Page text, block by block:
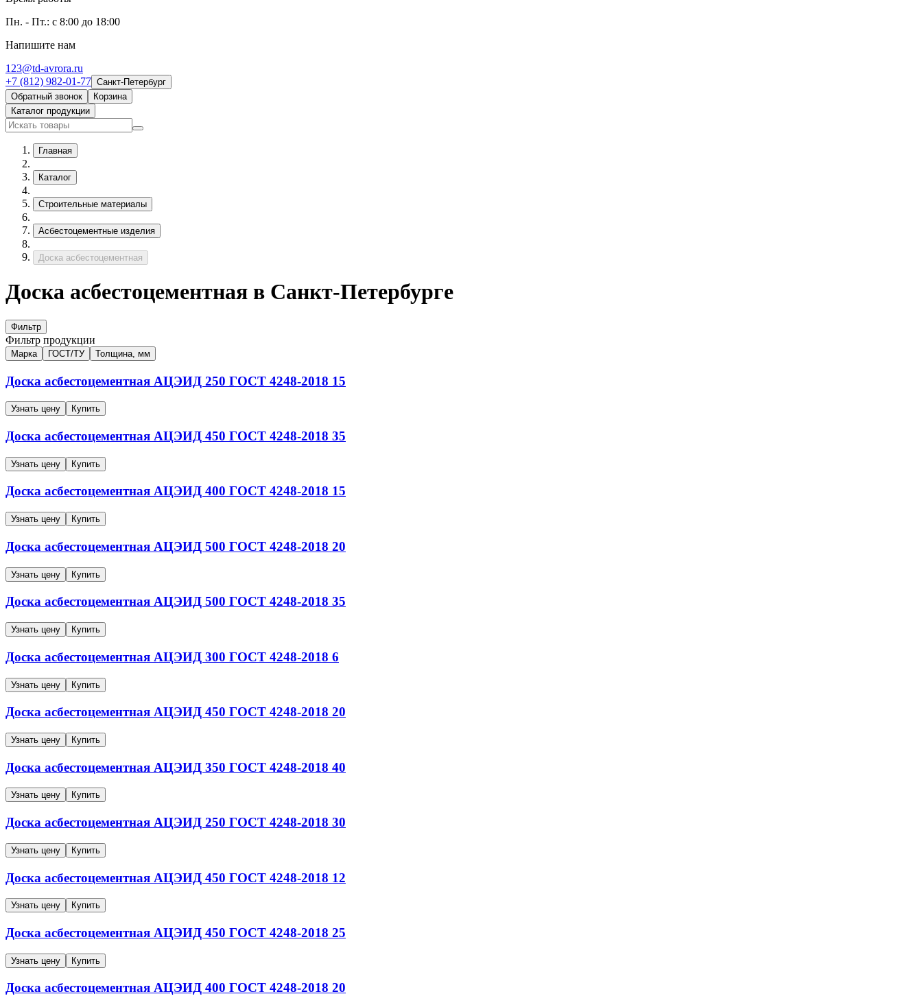
Пн. - Пт.: с 8:00 до 18:00
Напишите нам
123@td-avrora.ru
+7 (812) 982-01-77 Санкт-Петербург
Обратный звонок
Корзина
Каталог продукции
Главная
Каталог
Строительные материалы
Асбестоцементные изделия
Доска асбестоцементная
Доска асбестоцементная в Санкт-Петербурге
Фильтр
Фильтр продукции
Марка ГОСТ/ТУ Толщина, мм
Доска асбестоцементная АЦЭИД 250 ГОСТ 4248-2018 15
Узнать цену Купить
Доска асбестоцементная АЦЭИД 450 ГОСТ 4248-2018 35
Узнать цену Купить
Доска асбестоцементная АЦЭИД 400 ГОСТ 4248-2018 15
Узнать цену Купить
Доска асбестоцементная АЦЭИД 500 ГОСТ 4248-2018 20
Узнать цену Купить
Доска асбестоцементная АЦЭИД 500 ГОСТ 4248-2018 35
Узнать цену Купить
Доска асбестоцементная АЦЭИД 300 ГОСТ 4248-2018 6
Узнать цену Купить
Доска асбестоцементная АЦЭИД 450 ГОСТ 4248-2018 20
Узнать цену Купить
Доска асбестоцементная АЦЭИД 350 ГОСТ 4248-2018 40
Узнать цену Купить
Доска асбестоцементная АЦЭИД 250 ГОСТ 4248-2018 30
Узнать цену Купить
Доска асбестоцементная АЦЭИД 450 ГОСТ 4248-2018 12
Узнать цену Купить
Доска асбестоцементная АЦЭИД 450 ГОСТ 4248-2018 25
Узнать цену Купить
Доска асбестоцементная АЦЭИД 400 ГОСТ 4248-2018 20